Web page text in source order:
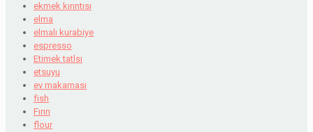
ekmek kırıntısı
elma
elmalı kurabiye
espresso
Etimek tatlsı
etsuyu
ev makarnası
fish
Fırın
flour